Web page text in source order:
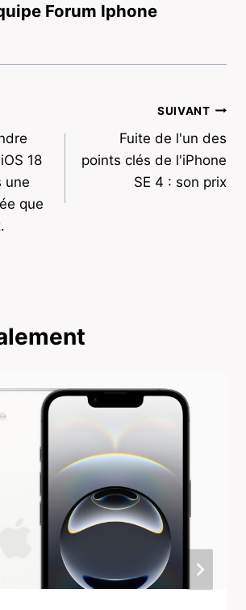
Forum Iphone
18
une
que
SUIVANT
Fuite de l'un des
points clés de l'iPhone
SE 4 : son prix